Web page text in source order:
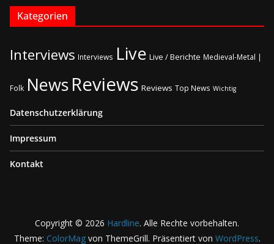
Kategorien
Interviews Interviews Live Live / Berichte Medieval-Metal |
Folk NewsReviews Reviews Top News Wichtig
Datenschutzerklärung
Impressum
Kontakt
Copyright © 2026 Hardline. Alle Rechte vorbehalten.
Theme: ColorMagvon ThemeGrill. Präsentiert von WordPress.